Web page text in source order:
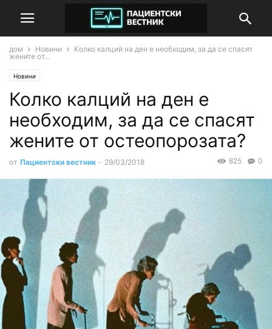
дом Новини
Колко калций на ден е необходим, за да се спасят
жените от...
Новини
Колко калций на ден е
необходим, за да се спасят
жените от остеопорозата?
от Пациентски вестник - 29/03/2018 0
825